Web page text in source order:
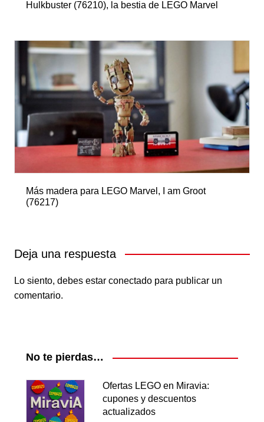
Hulkbuster (76210), la bestia de LEGO Marvel
Más madera para LEGO Marvel, I am Groot
(76217)
Deja una respuesta
Lo siento, debes estar conectadopara publicar un
comentario.
No te pierdas…
Ofertas LEGO en Miravia:
cupones y descuentos
actualizados